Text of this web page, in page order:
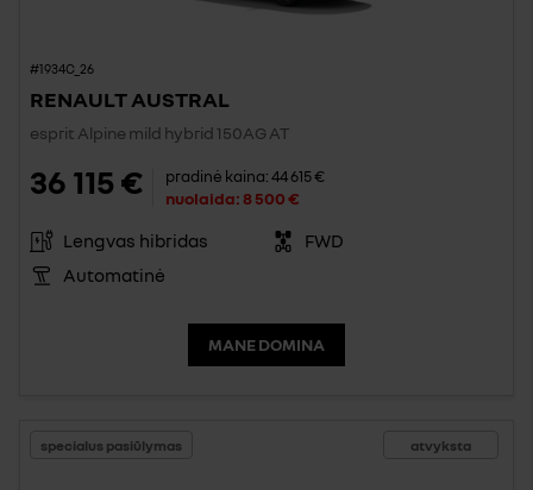
#1934C_26
RENAULT AUSTRAL
esprit Alpine mild hybrid 150AG AT
36 115 € pradinė kaina:44 615 €
nuolaida:8 500 €
Lengvas hibridas
FWD
Automatinė
MANE DOMINA
atvyksta
specialus pasiūlymas